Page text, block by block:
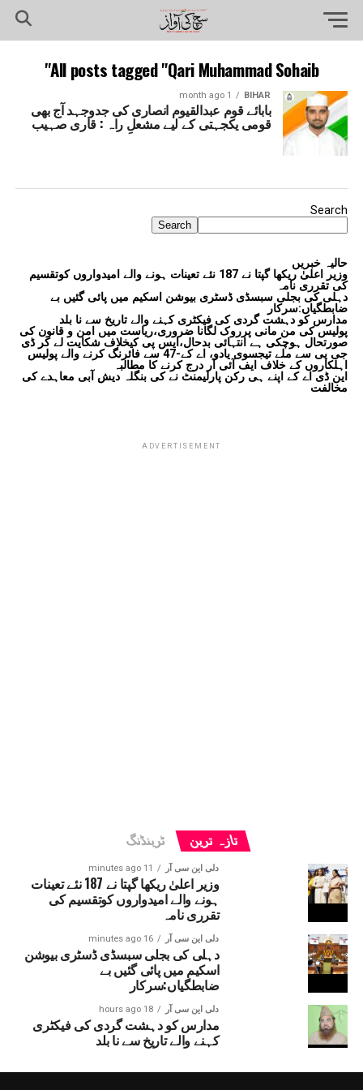
All posts tagged "Qari Muhammad Sohaib"
BIHAR
1 month ago
بابائے قوم عبدالقیوم انصاری کی جدوجہد آج بھی
قومی یکجہتی کے لیے مشعلِ راہ : قاری صہیب
Search
Search
حالیہ خبریں
وزیر اعلیٰ ریکھا گپتا نے 187 نئے تعینات ہونے والے امیدواروں کوتقسیم
کی تقرری نامہ
دہلی کی بجلی سبسڈی ڈسٹری بیوشن اسکیم میں پائی گئیں بے
ضابطگیاں:سرکار
مدارس کو دہشت گردی کی فیکٹری کہنے والے تاریخ سے نا بلد
پولیس کی من مانی پرروک لگانا ضروری،ریاست میں امن و قانون کی
صورتحال ہوچکی ہے انتہائی بدحال،ایس پی کیخلاف شکایت لے کر ڈی
جی پی سے ملے تیجسوی یادو، اے کے-47 سے فائرنگ کرنے والے پولیس
اہلکاروں کے خلاف ایف آئی آر درج کرنے کا مطالبہ
این ڈی اے کے اپنے ہی رکن پارلیمنٹ نے کی بنگلہ دیش آبی معاہدے کی
مخالفت
ADVERTISEMENT
تازہ ترین ٹرینڈنگ
دلی این سی آر 11 minutes ago
وزیر اعلیٰ ریکھا گپتا نے 187 نئے تعینات
ہونے والے امیدواروں کوتقسیم کی
تقرری نامہ
دلی این سی آر 16 minutes ago
دہلی کی بجلی سبسڈی ڈسٹری بیوشن
اسکیم میں پائی گئیں بے
ضابطگیاں:سرکار
دلی این سی آر 18 hours ago
مدارس کو دہشت گردی کی فیکٹری
کہنے والے تاریخ سے نا بلد